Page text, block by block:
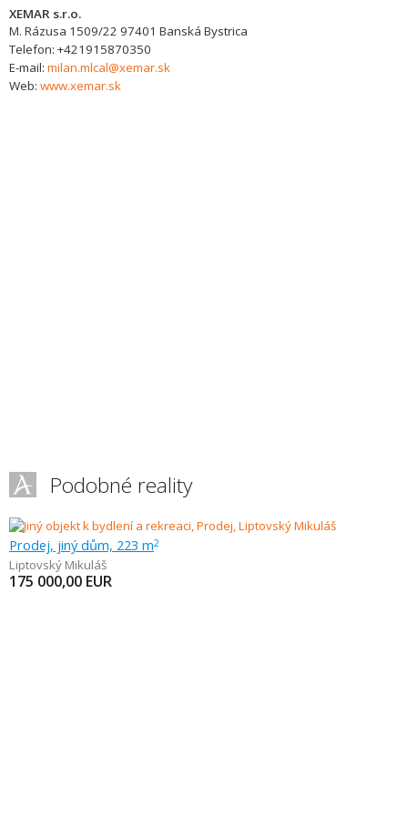
XEMAR s.r.o.
M. Rázusa 1509/22 97401 Banská Bystrica
Telefon: +421915870350
E-mail: milan.mlcal@xemar.sk
Web: www.xemar.sk
Podobné reality
Prodej, jiný dům, 223 m2
Liptovský Mikuláš
175 000,00 EUR